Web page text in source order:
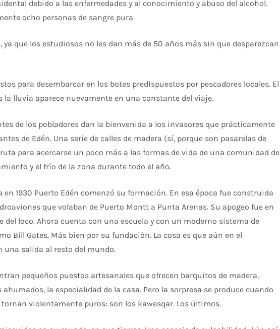
debido a las enfermedades y al conocimiento y abuso del alcohol.
ocho personas de sangre pura.
que los estudiosos no les dan más de 50 años más sin que desparezcan
para desembarcar en los botes predispuestos por pescadores locales. El
la lluvia aparece nuevamente en una constante del viaje.
de los pobladores dan la bienvenida a los invasores que prácticamente
de Edén. Una serie de calles de madera (sí, porque son pasarelas de
para acercarse un poco más a las formas de vida de una comunidad de
y el frío de la zona durante todo el año.
en 1930 Puerto Edén comenzó su formación. En esa época fue construida
que volaban de Puerto Montt a Punta Arenas. Su apogeo fue en
del loco. Ahora cuenta con una escuela y con un moderno sistema de
Bill Gates. Más bien por su fundación. La cosa es que aún en el
salida al resto del mundo.
pequeños puestos artesanales que ofrecen barquitos de madera,
la especialidad de la casa. Pero la sorpresa se produce cuando
tornan violentamente puros: son los kawesqar. Los últimos.